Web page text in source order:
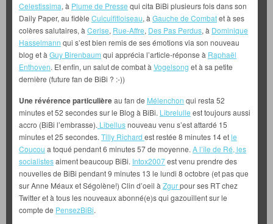
Celestissima, à Plume de Presse qui cita BiBi plusieurs fois dans son
Daily Paper, au fidèle Cuicuifitloiseau, à Gauche de Combatet à ses
colères salutaires, à Cerise, Rue-Affre, Des Pas Perdus, à Dominique
Hasselmann qui s’est bien remis de ses émotions via son nouveau
blog et à Guy Birenbaum qui apprécia l’article-réponse à Raphaël
Enthoven. Et enfin, un salut de combat à Vogelsong et à sa petite
dernière (future fan de BiBi ? :-))
Une révérence particulièreau fan de Mélenchon qui resta 52
minutes et 52 secondes sur le Blog à BiBi. Librelulle est toujours aussi
accro (BiBi l’embrasse). Libellusnouveau venu s’est attardé 15
minutes et 25 secondes. Tilly Richard est restée 8 minutes 14 etle
Coucou a toqué pendant 6 minutes 57 de moyenne. A l’île de Ré, les
socialistesaiment beaucoup BiBi. Intox2007est venu prendre des
nouvelles de BiBi pendant 9 minutes 13 le lundi 8 octobre (et pas que
sur Anne Méaux et Ségolène!) Clin d’oeil à Zgurpour ses RT chez
Twitter et à tous les nouveaux abonné(e)s qui gazouillent sur le
compte de PensezBiBi.